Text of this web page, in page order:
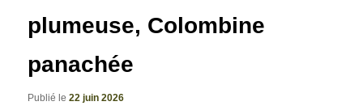
plumeuse, Colombine
panachée
Publié le22 juin 2026